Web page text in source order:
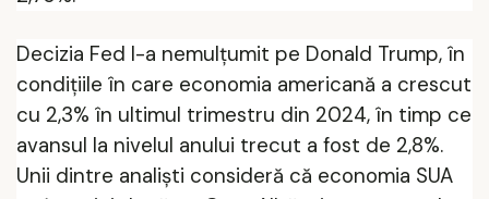
Decizia Fed l-a nemulțumit pe Donald Trump, în
condițiile în care economia americană a crescut
cu 2,3% în ultimul trimestru din 2024, în timp ce
avansul la nivelul anului trecut a fost de 2,8%.
Unii dintre analiști consideră că economia SUA